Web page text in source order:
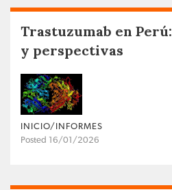
Trastuzumab en
y perspectivas
INICIO/INFORMES
Posted 16/01/2026